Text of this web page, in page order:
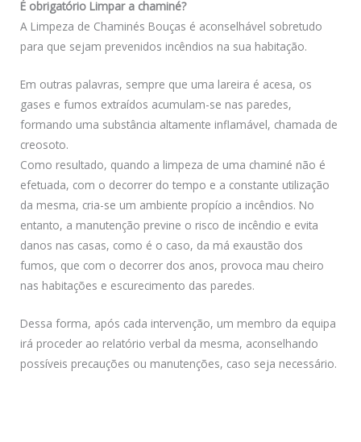
É obrigatório Limpar a chaminé?
A Limpeza de Chaminés Bouças é aconselhável sobretudo
para que sejam prevenidos incêndios na sua habitação.
Em outras palavras, sempre que uma lareira é acesa, os
gases e fumos extraídos acumulam-se nas paredes,
formando uma substância altamente inflamável, chamada de
creosoto.
Como resultado, quando a limpeza de uma chaminé não é
efetuada, com o decorrer do tempo e a constante utilização
da mesma, cria-se um ambiente propício a incêndios. No
entanto, a manutenção previne o risco de incêndio e evita
danos nas casas, como é o caso, da má exaustão dos
fumos, que com o decorrer dos anos, provoca mau cheiro
nas habitações e escurecimento das paredes.
Dessa forma, após cada intervenção, um membro da equipa
irá proceder ao relatório verbal da mesma, aconselhando
possíveis precauções ou manutenções, caso seja necessário.